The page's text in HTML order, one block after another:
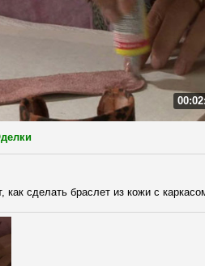
как сделать браслет из кожи с